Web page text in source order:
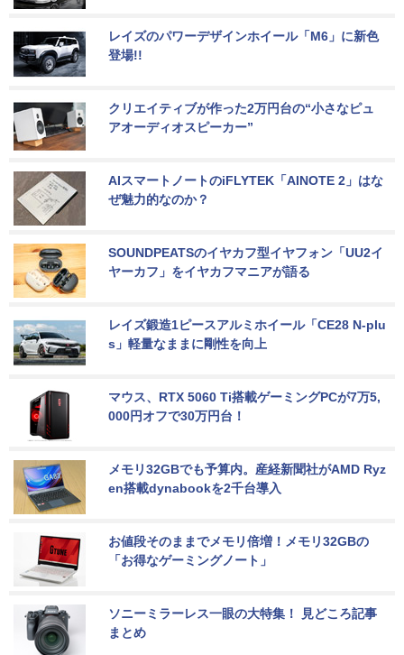
レイズのパワーデザインホイール「M6」に新色
登場!!
クリエイティブが作った2万円台の“小さなピュ
アオーディオスピーカー”
AIスマートノートのiFLYTEK「AINOTE 2」はな
ぜ魅力的なのか？
SOUNDPEATSのイヤカフ型イヤフォン「UU2イ
ヤーカフ」をイヤカフマニアが語る
レイズ鍛造1ピースアルミホイール「CE28 N-plu
s」軽量なままに剛性を向上
マウス、RTX 5060 Ti搭載ゲーミングPCが7万5,
000円オフで30万円台！
メモリ32GBでも予算内。産経新聞社がAMD Ryz
en搭載dynabookを2千台導入
お値段そのままでメモリ倍増！メモリ32GBの
「お得なゲーミングノート」
ソニーミラーレス一眼の大特集！ 見どころ記事
まとめ